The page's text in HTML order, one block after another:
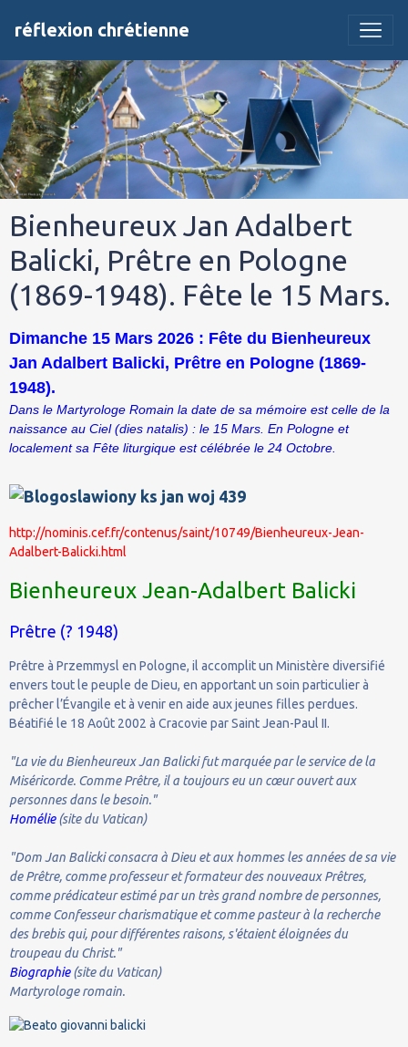
réflexion chrétienne
Bienheureux Jan Adalbert
Balicki, Prêtre en Pologne
(1869-1948). Fête le 15 Mars.
Dimanche 15 Mars 2026 : Fête du Bienheureux
Jan Adalbert Balicki, Prêtre en Pologne (1869-
1948).
Dans le Martyrologe Romain la date de sa mémoire est celle de la
naissance au Ciel (dies natalis) : le 15 Mars. En Pologne et
localement sa Fête liturgique est célébrée le 24 Octobre.
http://nominis.cef.fr/contenus/saint/10749/Bienheureux-Jean-
Adalbert-Balicki.html
Bienheureux Jean-Adalbert Balicki
Prêtre (? 1948)
Prêtre à Przemmysl en Pologne, il accomplit un Ministère diversifié
envers tout le peuple de Dieu, en apportant un soin particulier à
prêcher l’Évangile et à venir en aide aux jeunes filles perdues.
Béatifié le 18 Août 2002 à Cracovie par Saint Jean-Paul II.
"La vie du Bienheureux Jan Balicki fut marquée par le service de la
Miséricorde. Comme Prêtre, il a toujours eu un cœur ouvert aux
personnes dans le besoin."
Homélie(site du Vatican)
"Dom Jan Balicki consacra à Dieu et aux hommes les années de sa vie
de Prêtre, comme professeur et formateur des nouveaux Prêtres,
comme prédicateur estimé par un très grand nombre de personnes,
comme Confesseur charismatique et comme pasteur à la recherche
des brebis qui, pour différentes raisons, s'étaient éloignées du
troupeau du Christ."
Biographie(site du Vatican)
Martyrologe romain.